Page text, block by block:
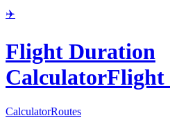
✈️
Flight Duration
CalculatorFlight
CalculatorRoutes